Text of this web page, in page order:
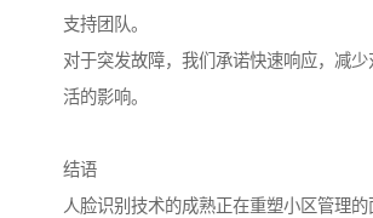
支持团队。
对于突发故障，我们承诺快速响应，减少
活的影响。
结语
人脸识别技术的成熟正在重塑小区管理的